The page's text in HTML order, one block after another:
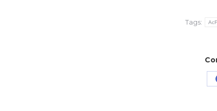
Tags: